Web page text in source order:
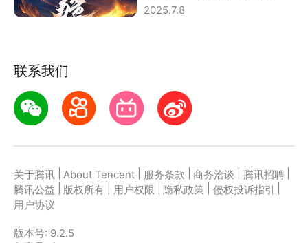
2025.7.8
一生，影响未来的命运。 十五六
联系我们
关于腾讯 About Tencent 服务条款 商务洽谈 腾讯招聘
腾讯公益
版权所有 用户权限 隐私政策 侵权投诉指引
用户协议
版本号: 9.2.5